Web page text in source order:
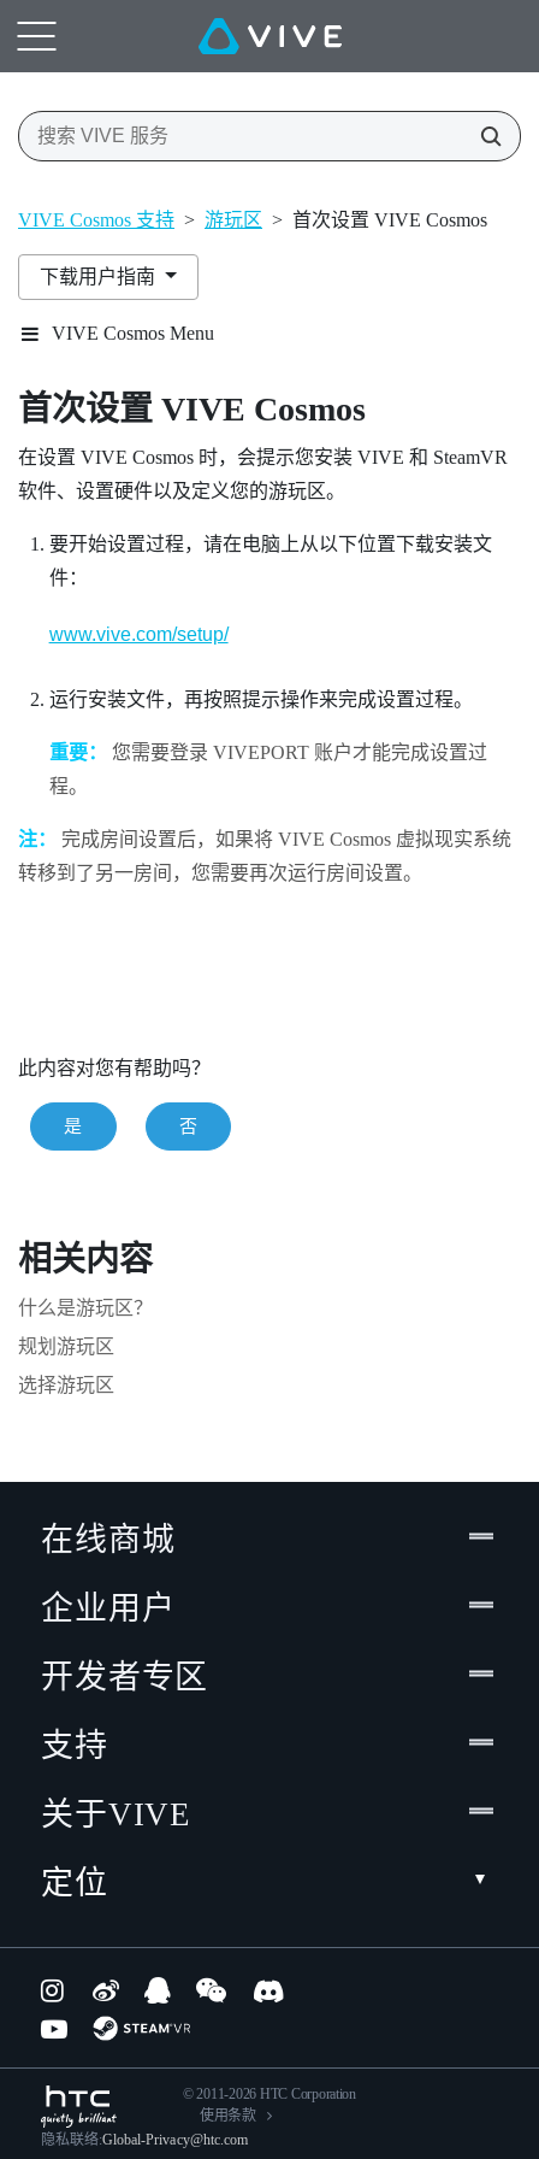
VIVE Cosmos 支持 > 游玩区 > 首次设置 VIVE Cosmos
下载用户指南
VIVE Cosmos Menu
首次设置 VIVE Cosmos
在设置 VIVE Cosmos 时，会提示您安装 VIVE 和 SteamVR
软件、设置硬件以及定义您的游玩区。
要开始设置过程，请在电脑上从以下位置下载安装文
件：
www.vive.com/setup/
运行安装文件，再按照提示操作来完成设置过程。
重要： 您需要登录 VIVEPORT账户才能完成设置过
程。
注： 完成房间设置后，如果将 VIVE Cosmos 虚拟现实系统
转移到了另一房间，您需要再次运行房间设置。
此内容对您有帮助吗？
是 否
相关内容
什么是游玩区？
规划游玩区
选择游玩区
在线商城
企业用户
开发者专区
支持
关于VIVE
定位
© 2011-2026 HTC Corporation
使用条款
隐私联络:Global-Privacy@htc.com